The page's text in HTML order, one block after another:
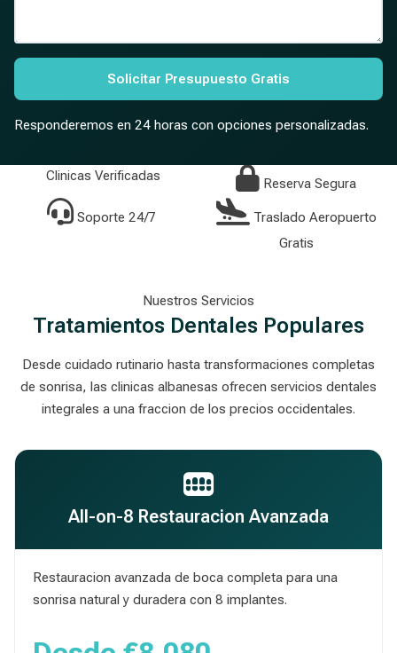
Solicitar Presupuesto Gratis
Responderemos en 24 horas con opciones personalizadas.
Clinicas Verificadas Reserva Segura
Soporte 24/7
Traslado Aeropuerto
Gratis
Nuestros Servicios
Tratamientos Dentales Populares
Desde cuidado rutinario hasta transformaciones completas
de sonrisa, las clinicas albanesas ofrecen servicios dentales
integrales a una fraccion de los precios occidentales.
All-on-8 Restauracion Avanzada
Restauracion avanzada de boca completa para una
sonrisa natural y duradera con 8 implantes.